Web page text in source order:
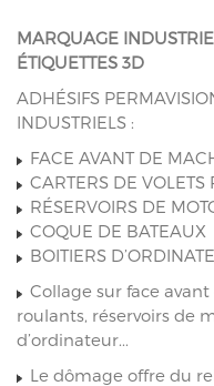
MARQUAGE
ÉTIQUETTES 3D
ADHÉSIFS
INDUSTRIELS :
FACE AVANT DE
CARTERS DE VOLETS
RÉSERVOIRS DE
COQUE DE BATEAUX
BOITIERS
Collage sur face
roulants, réservoirs de
d’ordinateur...
Le dômage offre du